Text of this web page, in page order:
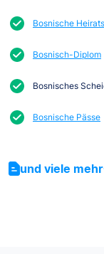
Bosnische
Bosnisch-Diplom
Bosnisches
Bosnische Pässe
und viele mehr